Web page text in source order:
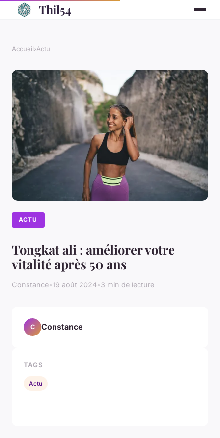
Thil54
Accueil›Actu
ACTU
Tongkat ali : améliorer votre
vitalité après 50 ans
Constance•19 août 2024•3 min de lecture
C Constance
TAGS
Actu